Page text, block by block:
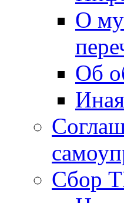
О
Об
Сбор